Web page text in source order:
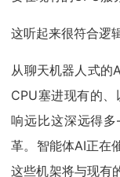
这听起来很符合逻
从聊天机器人式的
CPU塞进现有的
响远比这深远得
革。智能体AI正在
这些机架将与现有